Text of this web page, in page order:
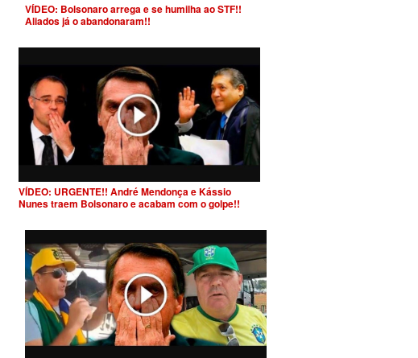
VÍDEO: Bolsonaro arrega e se humilha ao STF!!
Aliados já o abandonaram!!
VÍDEO: URGENTE!! André Mendonça e Kássio
Nunes traem Bolsonaro e acabam com o golpe!!